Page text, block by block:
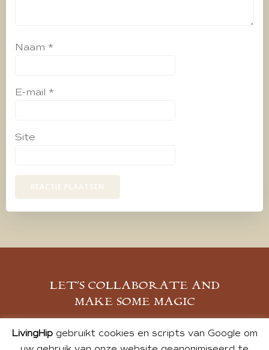
Naam *
E-mail *
Site
LET’S COLLABORATE AND
MAKE SOME MAGIC
MELD JE AAN
LivingHipgebruikt cookies en scripts van Google om